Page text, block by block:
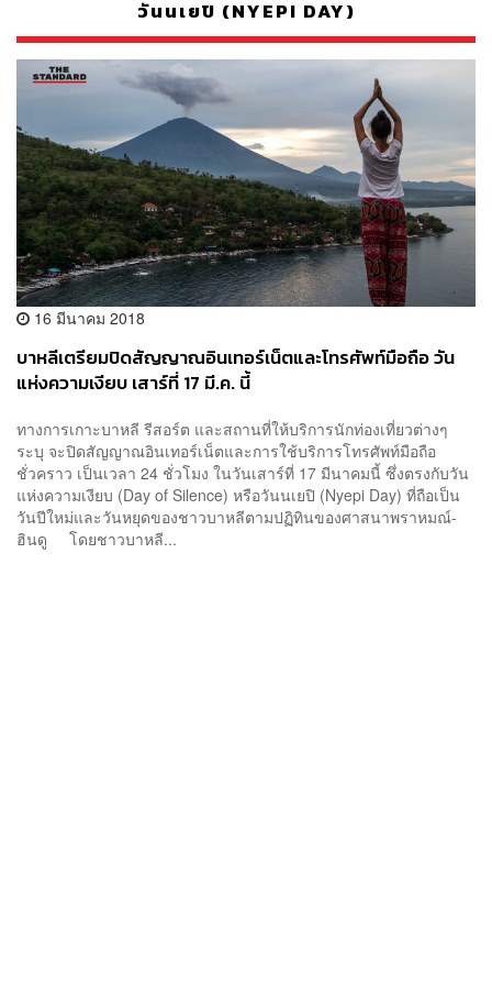
วันนเยปิ (NYEPI DAY)
16 มีนาคม 2018
บาหลีเตรียมปิดสัญญาณอินเทอร์เน็ตและโทรศัพท์มือถือ วัน
แห่งความเงียบ เสาร์ที่ 17 มี.ค. นี้
ทางการเกาะบาหลี รีสอร์ต และสถานที่ให้บริการนักท่องเที่ยวต่างๆ
ระบุ จะปิดสัญญาณอินเทอร์เน็ตและการใช้บริการโทรศัพท์มือถือ
ชั่วคราว เป็นเวลา 24 ชั่วโมง ในวันเสาร์ที่ 17 มีนาคมนี้ ซึ่งตรงกับวัน
แห่งความเงียบ (Day of Silence) หรือวันนเยปิ (Nyepi Day) ที่ถือเป็น
วันปีใหม่และวันหยุดของชาวบาหลีตามปฏิทินของศาสนาพราหมณ์-
ฮินดู โดยชาวบาหลี...